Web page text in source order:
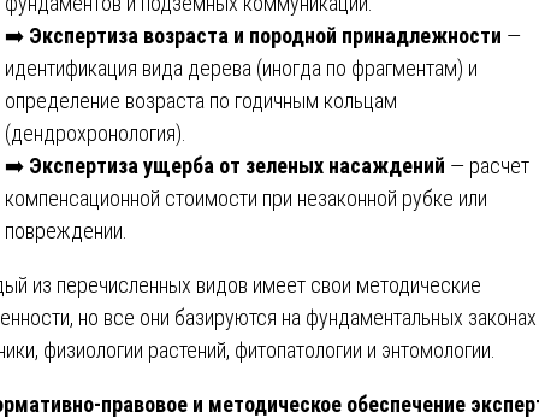
➡️ Экспертиза возраста и породной принадлежности —
идентификация вида дерева (иногда по фрагментам) и
определение возраста по годичным кольцам
(дендрохронология).
➡️ Экспертиза ущерба от зеленых насаждений — расчет
компенсационной стоимости при незаконной рубке или
повреждении.
из перечисленных видов имеет свои методические
но все они базируются на фундаментальных законах
физиологии растений, фитопатологии и энтомологии.
правовое и методическое обеспечение